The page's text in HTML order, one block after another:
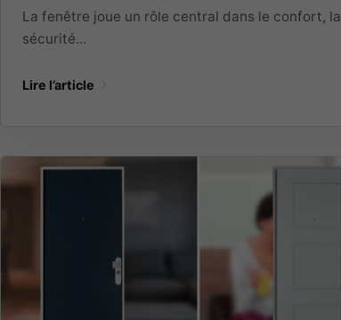
La fenêtre joue un rôle central dans le confort, la
sécurité…
Lire l’article